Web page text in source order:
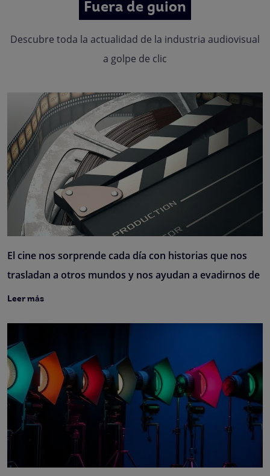
Fuera de guion
Descubre toda la actualidad de la industria audiovisual
a golpe de clic
El cine nos sorprende cada día con historias que nos
trasladan a otros mundos y nos ayudan a evadirnos de
Leer más